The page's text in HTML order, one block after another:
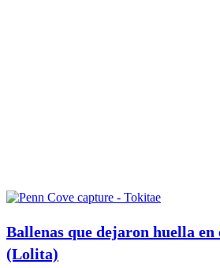
Ballenas que dejaron huella
(Lolita)